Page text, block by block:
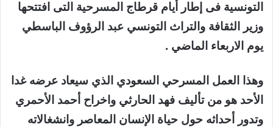
التونسية فى إطار أيام قرطاج المسرحية التى افتتحها
وزير الثقافة والتراث التونسي عبد الرؤوف الباسطي
يوم الاربعاء الماضي .
وهذا العمل المسرحي السعودي الذي سيعاد عرضه غدا
الأحد هو من تأليف فهد الحارثي واخراح أحمد الأحمري
وتدور أحداثه حول حياة الإنسان المعاصر وانشغالاته